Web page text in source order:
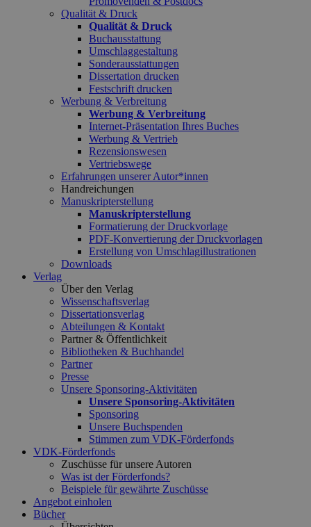
Qualität & Druck
Qualität & Druck
Buchausstattung
Umschlaggestaltung
Sonderausstattungen
Dissertation drucken
Festschrift drucken
Werbung & Verbreitung
Werbung & Verbreitung
Internet-Präsentation Ihres Buches
Werbung & Vertrieb
Rezensionswesen
Vertriebswege
Erfahrungen unserer Autor*innen
Handreichungen
Manuskripterstellung
Manuskripterstellung
Formatierung der Druckvorlage
PDF-Konvertierung der Druckvorlagen
Erstellung von Umschlagillustrationen
Downloads
Verlag
Über den Verlag
Wissenschaftsverlag
Dissertationsverlag
Abteilungen & Kontakt
Partner & Öffentlichkeit
Bibliotheken & Buchhandel
Partner
Presse
Unsere Sponsoring-Aktivitäten
Unsere Sponsoring-Aktivitäten
Sponsoring
Unsere Buchspenden
Stimmen zum VDK-Förderfonds
VDK-Förderfonds
Zuschüsse für unsere Autoren
Was ist der Förderfonds?
Beispiele für gewährte Zuschüsse
Angebot einholen
Bücher